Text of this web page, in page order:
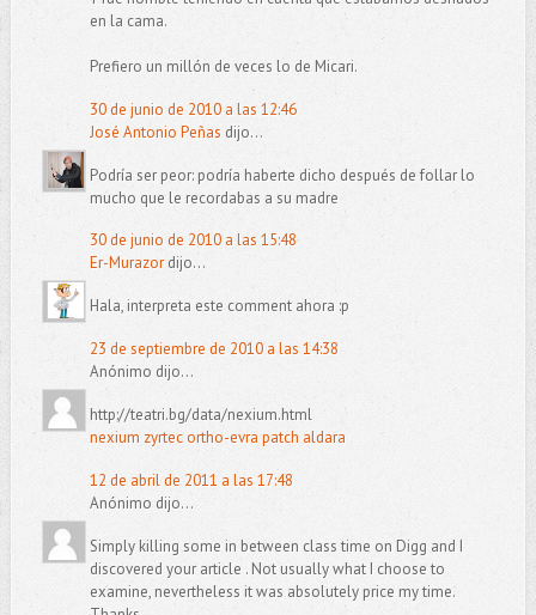
en la cama.
Prefiero un millón de veces lo de Micari.
30 de junio de 2010 a las 12:46
José Antonio Peñas dijo...
Podría ser peor: podría haberte dicho después de follar lo
mucho que le recordabas a su madre
30 de junio de 2010 a las 15:48
Er-Murazordijo...
Hala, interpreta este comment ahora :p
23 de septiembre de 2010 a las 14:38
Anónimo dijo...
http://teatri.bg/data/nexium.html
nexium zyrtec ortho-evra patch aldara
12 de abril de 2011 a las 17:48
Anónimo dijo...
Simply killing some in between class time on Digg and I
discovered your article . Not usually what I choose to
examine, nevertheless it was absolutely price my time.